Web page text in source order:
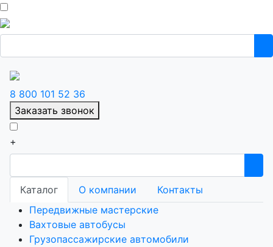
8 800 101 52 36
Заказать звонок
+
Каталог О компании
Контакты
Передвижные мастерские
Вахтовые автобусы
Грузопассажирские автомобили